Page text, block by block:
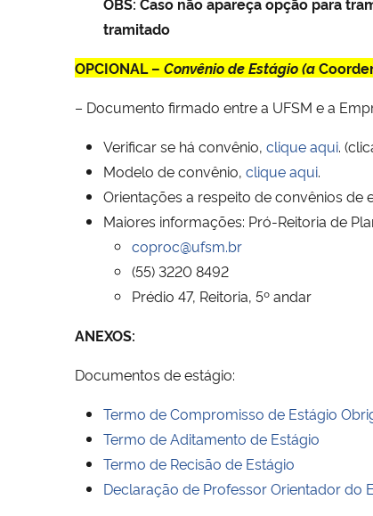
tramitado
OPCIONAL – Convênio de Estágio (a
– Documento firmado entre a UFSM e a
Verificar se há convênio, clique aqui.
Modelo de convênio, clique aqui.
Orientações a respeito de convênios de
Maiores informações: Pró-Reitoria de
coproc@ufsm.br
(55) 3220 8492
Prédio 47, Reitoria, 5º andar
ANEXOS:
Documentos de estágio:
Termo de Compromisso de Estágio
Termo de Aditamento de Estágio
Termo de Recisão de Estágio
Declaração de Professor Orientador do